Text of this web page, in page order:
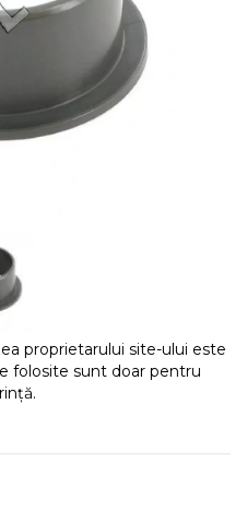
proprietarului site-ului este
folosite sunt doar pentru